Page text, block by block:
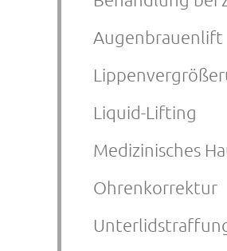
Augenbrauenlift
Liquid-Lifting
Medizinisches
Ohrenkorrektur